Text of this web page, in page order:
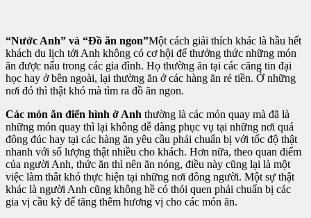
“Nước Anh” và “Đồ ăn ngon”Một cách giải thích khác là hầu hết
khách du lịch tới Anh không có cơ hội để thưởng thức những món
ăn được nấu trong các gia đình. Họ thường ăn tại các căng tin đại
học hay ở bên ngoài, lại thường ăn ở các hàng ăn rẻ tiền. Ở những
nơi đó thì thật khó mà tìm ra đồ ăn ngon.
Các món ăn điển hình ở Anh thường là các món quay mà đã là
những món quay thì lại không dễ dàng phục vụ tại những nơi quá
đông đúc hay tại các hàng ăn yêu cầu phải chuẩn bị với tốc độ thật
nhanh với số lượng thật nhiều cho khách. Hơn nữa, theo quan điểm
của người Anh, thức ăn thì nên ăn nóng, điều này cũng lại là một
việc làm thât khó thực hiện tại những nơi đông người. Một sự thật
khác là người Anh cũng không hề có thói quen phải chuẩn bị các
gia vị cầu kỳ để tăng thêm hương vị cho các món ăn.